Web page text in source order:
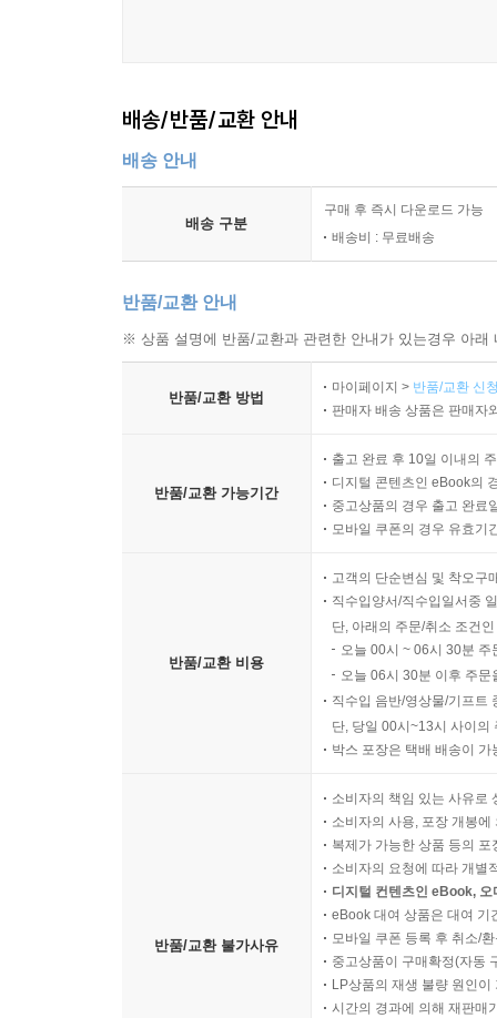
배송/반품/교환 안내
배송 안내
배송 구분
구매 후 즉시 다운로드 가능
배송비 : 무료배송
반품/교환 안내
※ 상품 설명에 반품/교환과 관련한 안내가 있는경우 아
반품/교환 방법
마이페이지 > 반품/교환 신
판매자 배송 상품은 판매자
반품/교환 가능기간
출고 완료 후 10일 이내의
디지털 콘텐츠인 eBook의
중고상품의 경우 출고 완료
모바일 쿠폰의 경우 유효기
반품/교환 비용
고객의 단순변심 및 착오구
직수입양서/직수입일서중
단, 아래의 주문/취소 조건
오늘 00시 ~ 06시 30분
오늘 06시 30분 이후 주
직수입 음반/영상물/기프트
단, 당일 00시~13시 사이의
박스 포장은 택배 배송이
반품/교환 불가사유
소비자의 책임 있는 사유로
소비자의 사용, 포장 개봉
복제가 가능한 상품 등의
소비자의 요청에 따라 개별
디지털 컨텐츠인 eBook,
eBook 대여 상품은 대여 기
모바일 쿠폰 등록 후 취소/
중고상품이 구매확정(자동
LP상품의 재생 불량 원인
시간의 경과에 의해 재판매